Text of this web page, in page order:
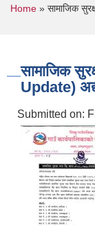
You are
Home » सामाजिक
सामाजिक
Update)
Submitted on: